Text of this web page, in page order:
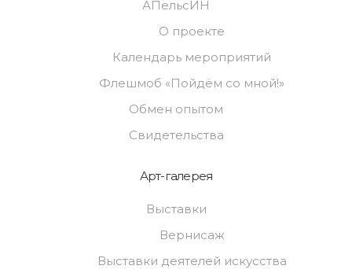
АПельсИН
О проекте
Календарь мероприятий
Флешмоб «Пойдём со мной!»
Обмен опытом
Свидетельства
Арт-галерея
Выставки
Вернисаж
Выставки деятелей искусства